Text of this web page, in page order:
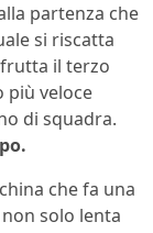
partenza che
si riscatta
il terzo
più veloce
di squadra.
che fa una
solo lenta